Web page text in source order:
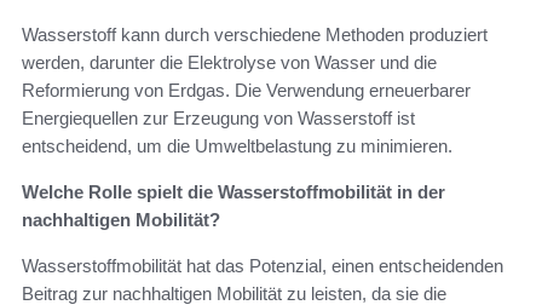
Wasserstoff kann durch verschiedene Methoden produziert
werden, darunter die Elektrolyse von Wasser und die
Reformierung von Erdgas. Die Verwendung erneuerbarer
Energiequellen zur Erzeugung von Wasserstoff ist
entscheidend, um die Umweltbelastung zu minimieren.
Welche Rolle spielt die Wasserstoffmobilität in der
nachhaltigen Mobilität?
Wasserstoffmobilität hat das Potenzial, einen entscheidenden
Beitrag zur nachhaltigen Mobilität zu leisten, da sie die